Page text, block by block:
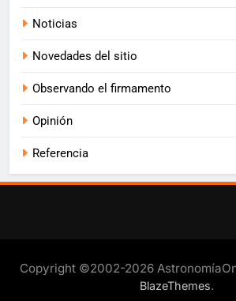
Noticias
Novedades del sitio
Observando el firmamento
Opinión
Referencia
Copyright ©2002-2026
BlazeThemes.